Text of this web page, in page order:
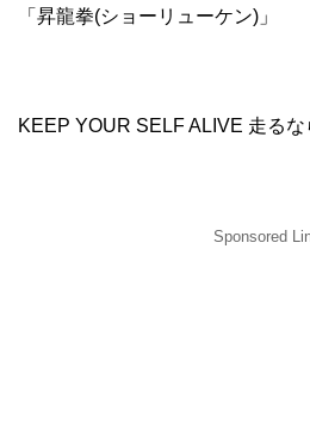
「昇龍拳(ショーリューケン)」
KEEP YOUR SELF ALIVE 走る
Sponsored